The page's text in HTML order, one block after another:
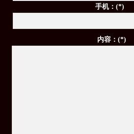
手机：(*)
内容：(*)